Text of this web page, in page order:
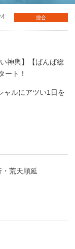
総合
神輿】【ばんば総
ート！
ャルにアツい1日を
荒天順延